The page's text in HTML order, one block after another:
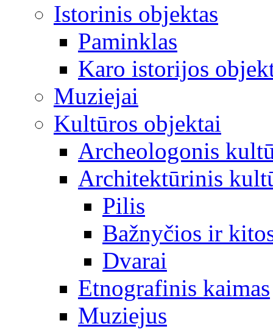
Istorinis objektas
Paminklas
Karo istorijos
Muziejai
Kultūros objektai
Archeologonis
Architektūrinis
Pilis
Bažnyčios ir
Dvarai
Etnografinis kaimas
Muziejus